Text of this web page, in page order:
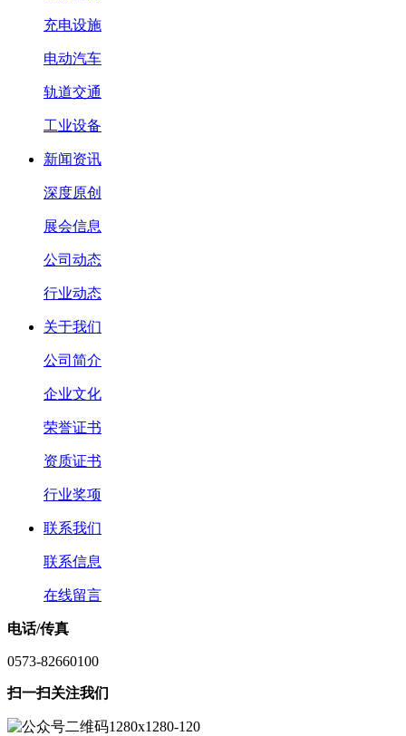
充电设施
电动汽车
轨道交通
工业设备
新闻资讯
深度原创
展会信息
公司动态
行业动态
关于我们
公司简介
企业文化
荣誉证书
资质证书
行业奖项
联系我们
联系信息
在线留言
电话/传真
0573-82660100
扫一扫关注我们